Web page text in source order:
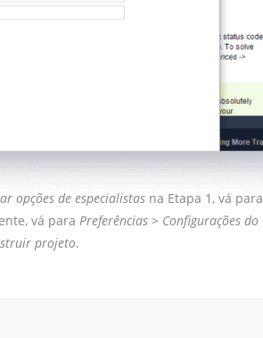
opções de especialistas na Etapa 1, vá para
vá para Preferências > Configurações do
projeto.